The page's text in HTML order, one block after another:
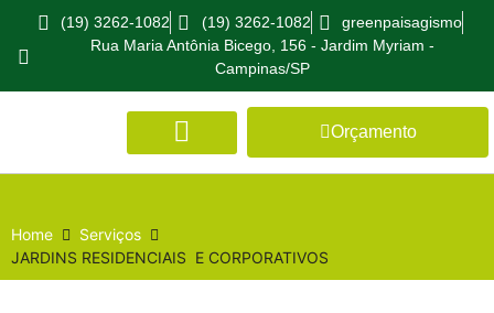
(19) 3262-1082 (19) 3262-1082
greenpaisagismo
Rua Maria Antônia Bicego, 156 - Jardim Myriam -
Campinas/SP
Orçamento
Home
Serviços
JARDINS RESIDENCIAIS E CORPORATIVOS